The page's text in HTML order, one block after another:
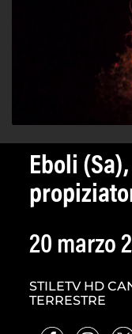
Eboli
20 marzo
STILETV HD
TERRESTRE